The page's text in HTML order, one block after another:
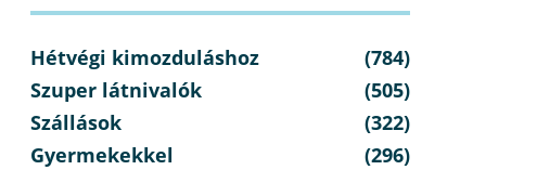
Hétvégi kimozduláshoz
(784)
Szuper látnivalók
(505)
Szállások
(322)
Gyermekekkel
(296)